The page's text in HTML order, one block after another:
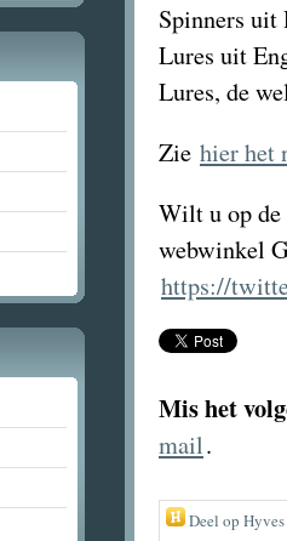
Spinners
Lures uit
Lures, de
Zie hier het
Wilt u op de
webwinkel
https://
Mis het
mail.
Deel op Hyves